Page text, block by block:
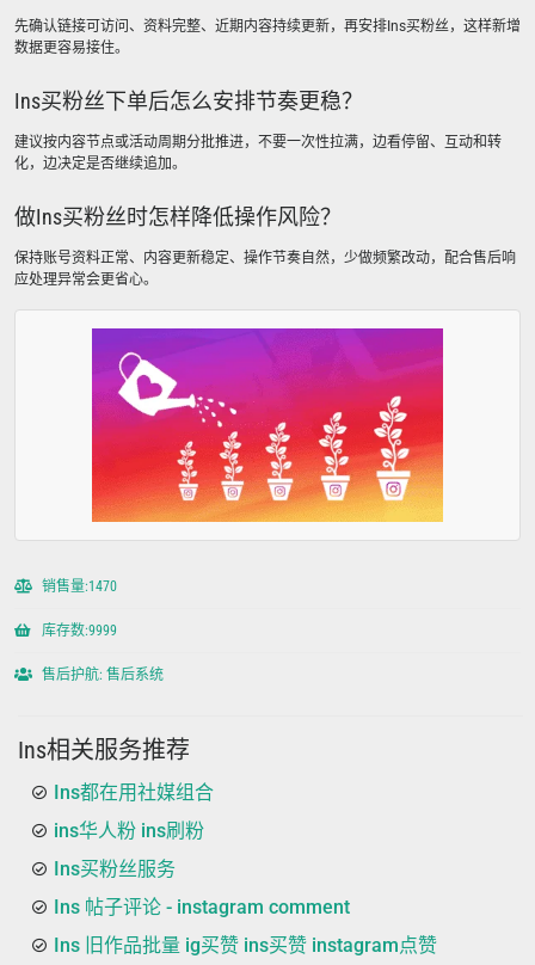
先确认链接可访问、资料完整、近期内容持续更新，再安排Ins买粉丝，这样新增
数据更容易接住。
Ins买粉丝下单后怎么安排节奏更稳？
建议按内容节点或活动周期分批推进，不要一次性拉满，边看停留、互动和转
化，边决定是否继续追加。
做Ins买粉丝时怎样降低操作风险？
保持账号资料正常、内容更新稳定、操作节奏自然，少做频繁改动，配合售后响
应处理异常会更省心。
销售量:1470
库存数:9999
售后护航: 售后系统
Ins相关服务推荐
Ins都在用社媒组合
ins华人粉 ins刷粉
Ins买粉丝服务
Ins 帖子评论 - instagram comment
Ins 旧作品批量 ig买赞 ins买赞 instagram点赞